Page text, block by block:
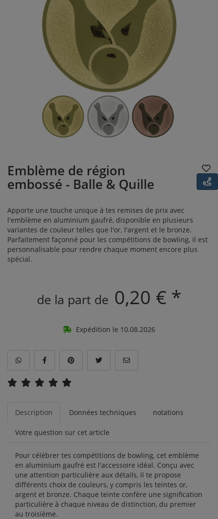
Emblème de région
embossé - Balle & Quille
Apporte une touche unique à tes remises de prix avec
l'emblème en aluminium gaufré, disponible en plusieurs
variantes de couleur telles que l'or, l'argent et le bronze.
Parfaitement façonné pour les compétitions de bowling, il est
personnalisable pour rendre chaque moment encore plus
spécial.
de la part de 0,20 € *
Expédition le 10.08.2026
Description Données techniques notations
Votre question sur cet article
Pour célébrer tes compétitions de bowling, cet emblème
en aluminium gaufré est l'accessoire idéal. Conçu avec
une attention particulière aux détails, il te propose
différents choix de couleurs, y compris les teintes or,
argent et bronze. Chaque teinte confère une signification
particulière à chaque niveau de distinction, du premier
au troisième.